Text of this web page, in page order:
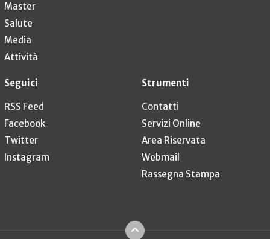
Master
Salute
Media
Attività
Seguici
RSS Feed
Facebook
Twitter
Instagram
Strumenti
Contatti
Servizi Online
Area Riservata
Webmail
Rassegna Stampa